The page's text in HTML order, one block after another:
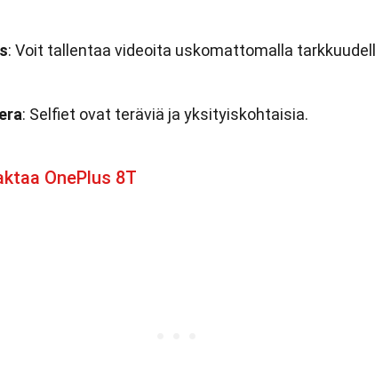
: Voit tallentaa videoita uskomattomalla
: Selfiet ovat teräviä ja yksityiskohtaisia.
OnePlus 8T